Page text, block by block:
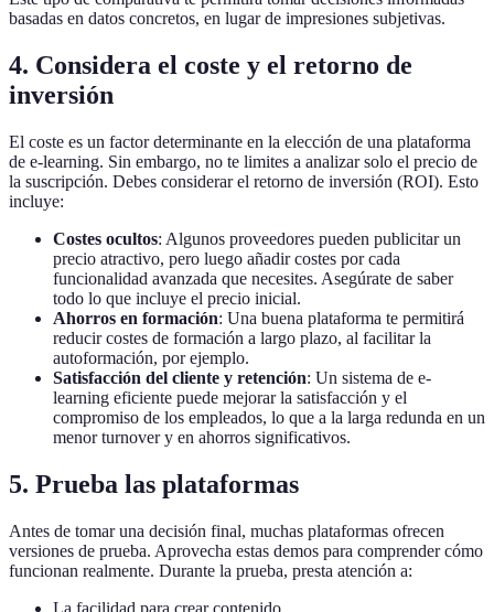
basadas en datos concretos, en lugar de impresiones subjetivas.
4. Considera el coste y el retorno de
inversión
El coste es un factor determinante en la elección de una plataforma
de e-learning. Sin embargo, no te limites a analizar solo el precio de
la suscripción. Debes considerar el retorno de inversión (ROI). Esto
incluye:
Costes ocultos: Algunos proveedores pueden publicitar un
precio atractivo, pero luego añadir costes por cada
funcionalidad avanzada que necesites. Asegúrate de saber
todo lo que incluye el precio inicial.
Ahorros en formación: Una buena plataforma te permitirá
reducir costes de formación a largo plazo, al facilitar la
autoformación, por ejemplo.
Satisfacción del cliente y retención: Un sistema de e-
learning eficiente puede mejorar la satisfacción y el
compromiso de los empleados, lo que a la larga redunda en un
menor turnover y en ahorros significativos.
5. Prueba las plataformas
Antes de tomar una decisión final, muchas plataformas ofrecen
versiones de prueba. Aprovecha estas demos para comprender cómo
funcionan realmente. Durante la prueba, presta atención a:
La facilidad para crear contenido